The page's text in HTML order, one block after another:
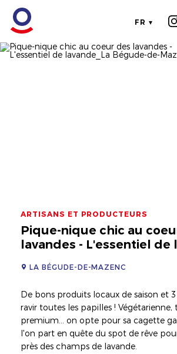
FR
ARTISANS ET PRODUCTEURS
Pique-nique chic au
lavandes - L'essentiel de
LA BÉGUDE-DE-MAZENC
De bons produits locaux de saison et
ravir toutes les papilles ! Végétarienne,
premium... on opte pour sa cagette
l'on part en quête du spot de rêve
près des champs de lavande.